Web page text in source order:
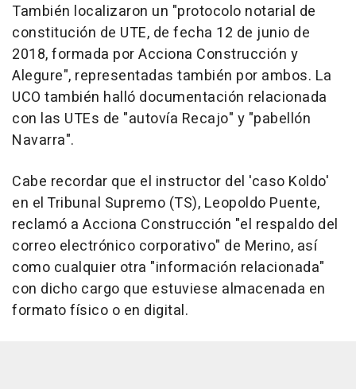
También localizaron un "protocolo notarial de
constitución de UTE, de fecha 12 de junio de
2018, formada por Acciona Construcción y
Alegure", representadas también por ambos. La
UCO también halló documentación relacionada
con las UTEs de "autovía Recajo" y "pabellón
Navarra".
Cabe recordar que el instructor del 'caso Koldo'
en el Tribunal Supremo (TS), Leopoldo Puente,
reclamó a Acciona Construcción "el respaldo del
correo electrónico corporativo" de Merino, así
como cualquier otra "información relacionada"
con dicho cargo que estuviese almacenada en
formato físico o en digital.